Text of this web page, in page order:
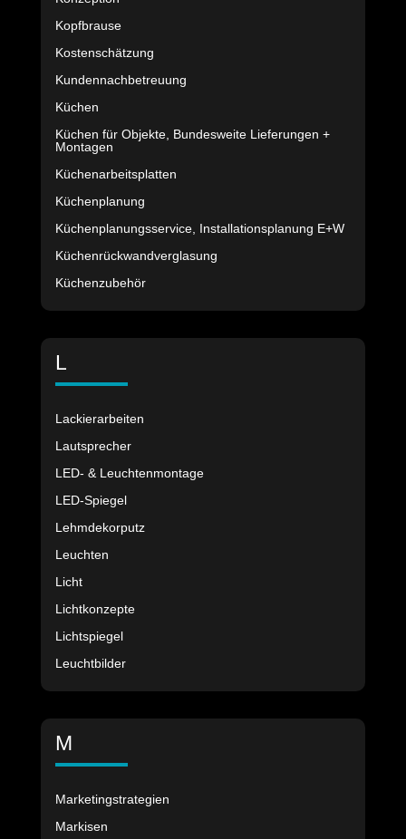
Kopfbrause
Kostenschätzung
Kundennachbetreuung
Küchen
Küchen für Objekte, Bundesweite Lieferungen +
Montagen
Küchenarbeitsplatten
Küchenplanung
Küchenplanungsservice, Installationsplanung E+W
Küchenrückwandverglasung
Küchenzubehör
L
Lackierarbeiten
Lautsprecher
LED- & Leuchtenmontage
LED-Spiegel
Lehmdekorputz
Leuchten
Licht
Lichtkonzepte
Lichtspiegel
Leuchtbilder
M
Marketingstrategien
Markisen